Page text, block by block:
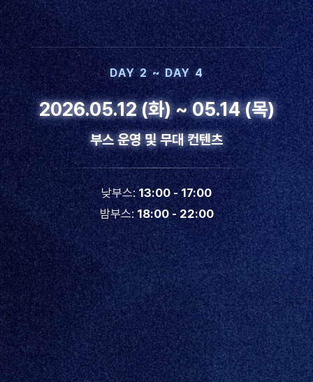
DAY 2 ~ DAY 4
2026.05.12 (화) ~ 05.14 (목)
부스 운영 및 무대 컨텐츠
낮부스: 13:00 - 17:00
밤부스:18:00 - 22:00